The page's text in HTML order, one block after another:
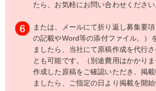
たら、お気軽にお問い合わせください
または、メールにて折り返し募集要
の記載やWord等の添付ファイル。）
ましたら、当社にて原稿作成を代行
とも可能です。（別途費用はかかりま
作成した原稿をご確認いただき、掲
ましたら、ご指定の日より掲載を開始